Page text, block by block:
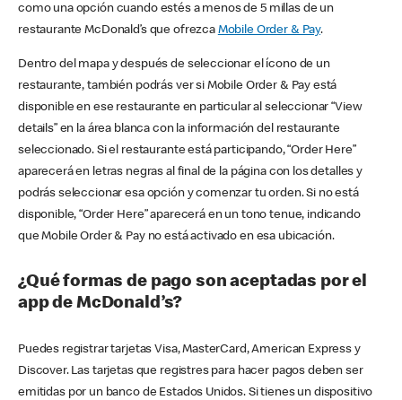
como una opción cuando estés a menos de 5 millas de un
restaurante McDonald’s que ofrezca Mobile Order & Pay.
Dentro del mapa y después de seleccionar el ícono de un
restaurante, también podrás ver si Mobile Order & Pay está
disponible en ese restaurante en particular al seleccionar “View
details” en la área blanca con la información del restaurante
seleccionado. Si el restaurante está participando, “Order Here”
aparecerá en letras negras al final de la página con los detalles y
podrás seleccionar esa opción y comenzar tu orden. Si no está
disponible, “Order Here” aparecerá en un tono tenue, indicando
que Mobile Order & Pay no está activado en esa ubicación.
¿Qué formas de pago son aceptadas por el
app de McDonald’s?
Puedes registrar tarjetas Visa, MasterCard, American Express y
Discover. Las tarjetas que registres para hacer pagos deben ser
emitidas por un banco de Estados Unidos. Si tienes un dispositivo